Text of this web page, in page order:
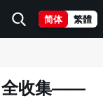
简体 繁體
全收集——